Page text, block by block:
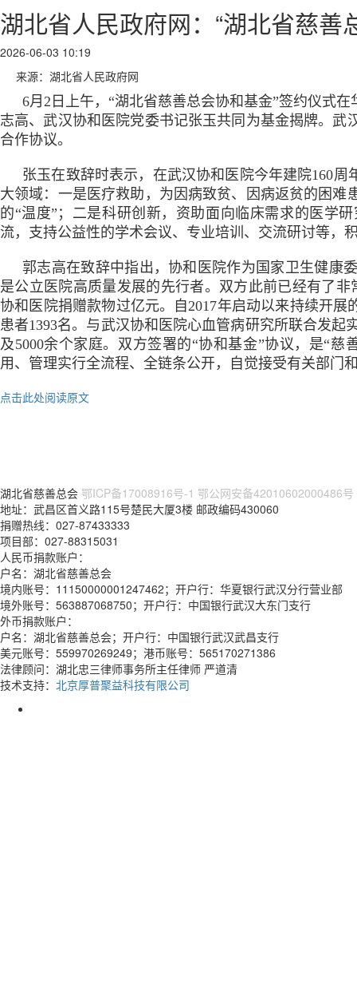
湖北省人民政府网：“湖北省慈善
2026-06-03 10:19
来源：湖北省人民政府网
6月2日上午，“湖北省慈善总会协和基金”签约仪式
志高、武汉协和医院党委书记张玉共同为基金揭牌。
合作协议。
张玉在致辞时表示，在武汉协和医院今年建院160
大领域：一是医疗救助，为因病致贫、因病返贫的困
的“温度”；二是科研创新，资助面向临床需求的医学
流，支持公益性的学术会议、专业培训、交流研讨等，
郭志高在致辞中指出，协和医院作为国家卫生健康
是公立医院高质量发展的先行者。双方此前已经有了
协和医院捐赠款物过亿元。自2017年启动以来持续开
患者1393名。与武汉协和医院心血管病研究所联合发起
及5000余个家庭。双方签署的“协和基金”协议，是“
用、管理实行全流程、全链条公开，自觉接受有关部门
点击此处阅读原文
湖北省慈善总会 鄂ICP备17008916号-1 鄂公网安备42010602000486号
地址：武昌区首义路115号楚民大厦3楼 邮政编码430060
捐赠热线：027-87433333
项目部：027-88315031
人民币捐款账户：
户名：湖北省慈善总会
境内账号：11150000001247462；开户行：华夏银行武汉分行营业部
境外账号：563887068750；开户行：中国银行武汉大东门支行
外币捐款账户：
户名：湖北省慈善总会；开户行：中国银行武汉武昌支行
美元账号：559970269249；港币账号：565170271386
法律顾问：湖北忠三律师事务所主任律师 严道清
技术支持： 北京厚普聚益科技有限公司